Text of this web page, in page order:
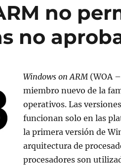
no
no
Windows on ARM(WOA
miembro nuevo de la
operativos. Las
funcionan solo en las
la primera versión de
arquitectura de
procesadores son